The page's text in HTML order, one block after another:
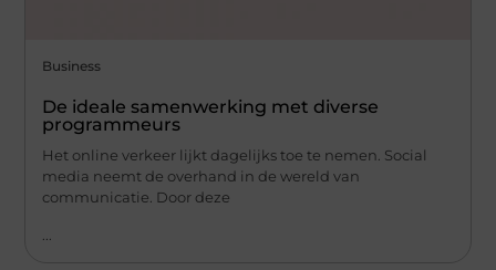
Business
De ideale samenwerking met diverse
programmeurs
Het online verkeer lijkt dagelijks toe te nemen. Social
media neemt de overhand in de wereld van
communicatie. Door deze